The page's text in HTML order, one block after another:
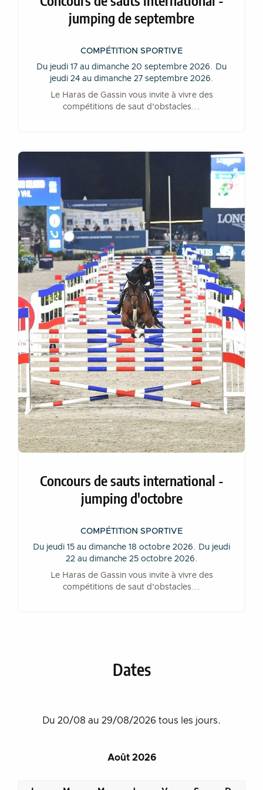
jumping de septembre
COMPÉTITION SPORTIVE
Du jeudi 17 au dimanche 20 septembre 2026. Du
jeudi 24 au dimanche 27 septembre 2026.
Le Haras de Gassin vous invite à vivre des
compétitions de saut d'obstacles...
Concours de sauts international -
jumping d'octobre
COMPÉTITION SPORTIVE
Du jeudi 15 au dimanche 18 octobre 2026. Du jeudi
22 au dimanche 25 octobre 2026.
Le Haras de Gassin vous invite à vivre des
compétitions de saut d'obstacles...
Dates
Du 20/08 au 29/08/2026 tous les jours.
Août 2026